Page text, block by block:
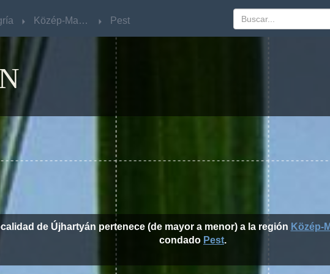
Közép-Magyarország Pest
de Újhartyán pertenece (de mayor a menor) a la región Közép-
condado Pest.
Közép-Magyarország Pest